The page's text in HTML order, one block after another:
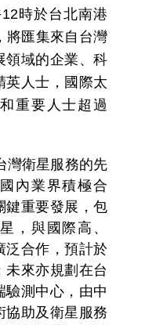
12時於台北南港
將匯集來自台灣
領域的企業、科
英人士，國際太
重要人士超過
灣衛星服務的先
內業界積極合
鍵重要發展，包
，與國際高、
泛合作，預計於
未來亦規劃在台
驗測中心，由中
協助及衛星服務